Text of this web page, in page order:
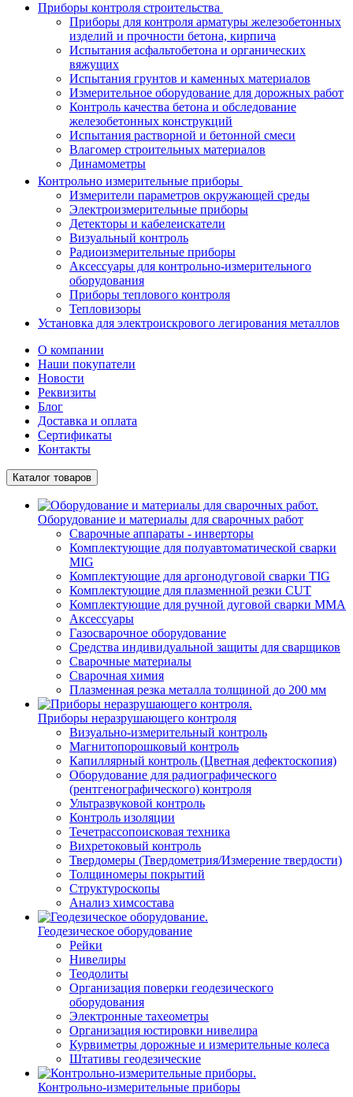
Приборы контроля строительства
Приборы для контроля арматуры железобетонных
изделий и прочности бетона, кирпича
Испытания асфальтобетона и органических
вяжущих
Испытания грунтов и каменных материалов
Измерительное оборудование для дорожных работ
Контроль качества бетона и обследование
железобетонных конструкций
Испытания растворной и бетонной смеси
Влагомер строительных материалов
Динамометры
Контрольно измерительные приборы
Измерители параметров окружающей среды
Электроизмерительные приборы
Детекторы и кабелеискатели
Визуальный контроль
Радиоизмерительные приборы
Аксессуары для контрольно-измерительного
оборудования
Приборы теплового контроля
Тепловизоры
Установка для электроискрового легирования металлов
О компании
Наши покупатели
Новости
Реквизиты
Блог
Доставка и оплата
Сертификаты
Контакты
Каталог товаров
Оборудование и материалы для сварочных работ
Сварочные аппараты - инверторы
Комплектующие для полуавтоматической сварки
MIG
Комплектующие для аргонодуговой сварки TIG
Комплектующие для плазменной резки CUT
Комплектующие для ручной дуговой сварки MMA
Аксессуары
Газосварочное оборудование
Средства индивидуальной защиты для сварщиков
Сварочные материалы
Сварочная химия
Плазменная резка металла толщиной до 200 мм
Приборы неразрушающего контроля
Визуально-измерительный контроль
Магнитопорошковый контроль
Капиллярный контроль (Цветная дефектоскопия)
Оборудование для радиографического
(рентгенографического) контроля
Ультразвуковой контроль
Контроль изоляции
Течетрассопоисковая техника
Вихретоковый контроль
Твердомеры (Твердометрия/Измерение твердости)
Толщиномеры покрытий
Структуроскопы
Анализ химсостава
Геодезическое оборудование
Рейки
Нивелиры
Теодолиты
Организация поверки геодезического
оборудования
Электронные тахеометры
Организация юстировки нивелира
Курвиметры дорожные и измерительные колеса
Штативы геодезические
Контрольно-измерительные приборы